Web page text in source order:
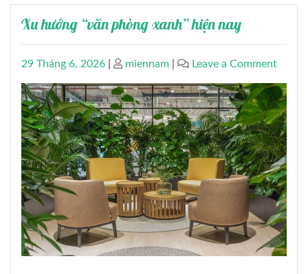
Xu hướng “văn phòng xanh” hiện nay
Posted
29 Tháng 6, 2026
Posted
miennam Leave a Commenton
hướng
“văn
phòng
xanh”
hiện
nay